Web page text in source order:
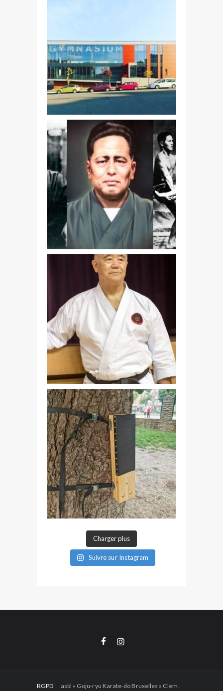
Charger plus
Suivre sur Instagram
RGPD asbl « Goju-ryu Karate-do Bruxelles » Clem.